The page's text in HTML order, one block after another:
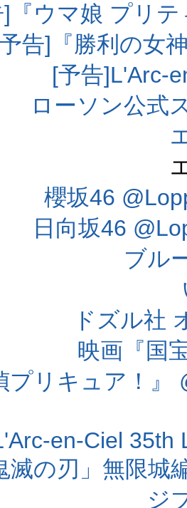
]『ウマ娘 プリ
告]『勝利の女
[予告]L'Arc-
ローソン公式
櫻坂46
日向坂46
ブル
ドズル社
映画『国
プリキュア！
en-Ciel 35th
滅の刃」無限
ジ